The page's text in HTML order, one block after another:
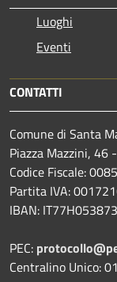
Luoghi
Eventi
CONTATTI
Comune di Santa
Piazza Mazzini,
Codice Fiscale:
Partita IVA:
IBAN:
PEC:
Centralino Unico: